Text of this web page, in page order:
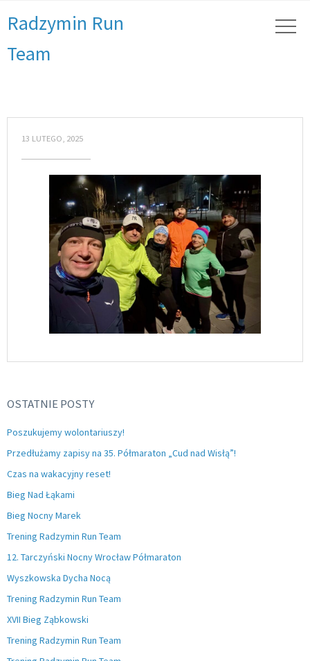
Radzymin Run
Team
13 LUTEGO, 2025
OSTATNIE POSTY
Poszukujemy wolontariuszy!
Przedłużamy zapisy na 35. Półmaraton „Cud nad Wisłą”!
Czas na wakacyjny reset!
Bieg Nad Łąkami
Bieg Nocny Marek
Trening Radzymin Run Team
12. Tarczyński Nocny Wrocław Półmaraton
Wyszkowska Dycha Nocą
Trening Radzymin Run Team
XVII Bieg Ząbkowski
Trening Radzymin Run Team